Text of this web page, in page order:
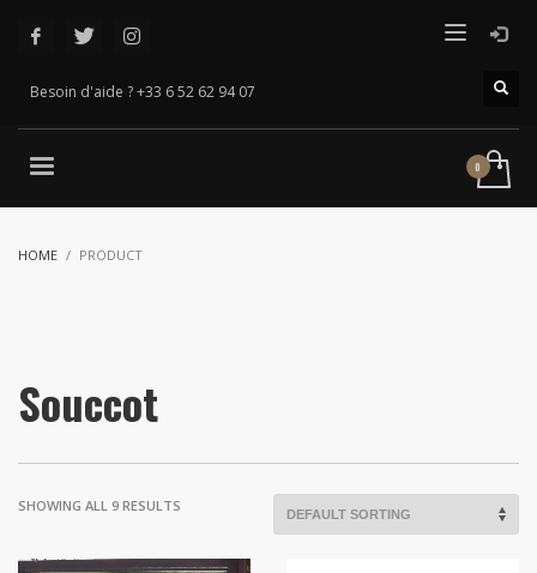
Besoin d'aide ? +33 6 52 62 94 07
HOME PRODUCT
Souccot
SHOWING ALL 9 RESULTS